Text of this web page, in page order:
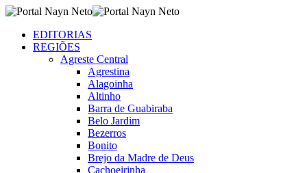
EDITORIAS
REGIÕES
Agreste Central
Agrestina
Alagoinha
Altinho
Barra de Guabiraba
Belo Jardim
Bezerros
Bonito
Brejo da Madre de Deus
Cachoeirinha